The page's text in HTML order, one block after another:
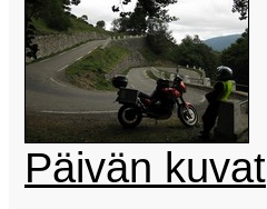
Päivän kuvat